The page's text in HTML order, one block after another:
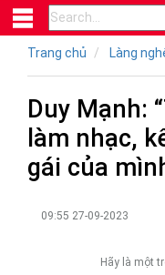
Trang chủ Làng
Duy Mạnh:
làm nhạc,
gái của
09:55 27-09-2023
Hãy là một